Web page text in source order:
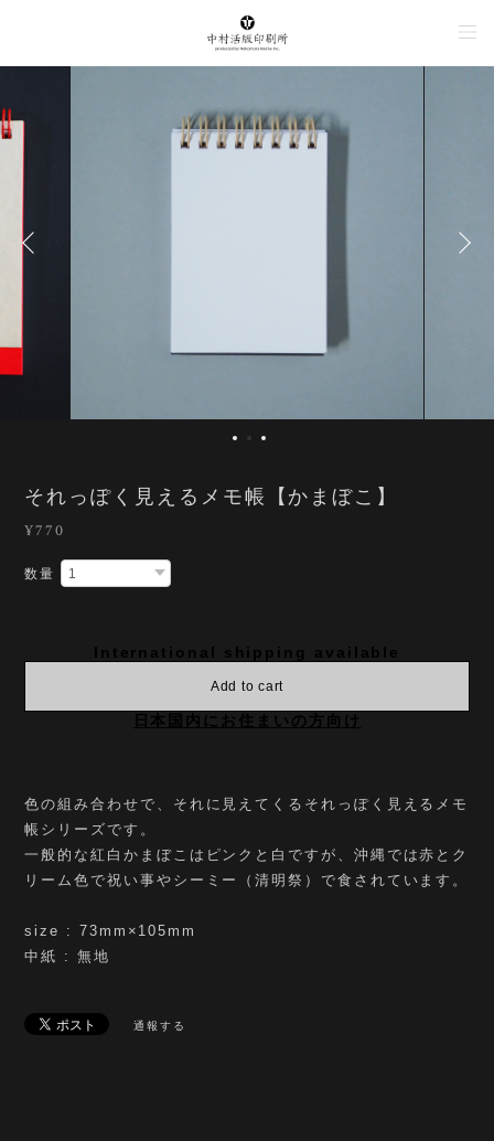
それっぽく見えるメモ帳【かまぼこ】
¥770
数量
International shipping available
Add to cart
日本国内にお住まいの方向け
色の組み合わせで、それに見えてくるそれっぽく見えるメモ
帳シリーズです。
一般的な紅白かまぼこはピンクと白ですが、沖縄では赤とク
リーム色で祝い事やシーミー（清明祭）で食されています。
size : 73mm×105mm
中紙 : 無地
通報する